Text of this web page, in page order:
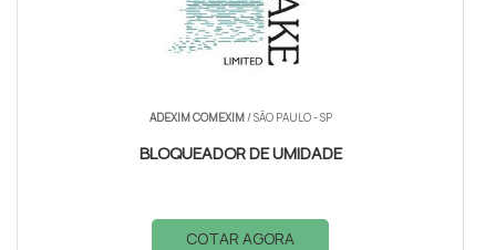
ADEXIM COMEXIM/ SÃO PAULO - SP
BLOQUEADOR DE UMIDADE
COTAR AGORA